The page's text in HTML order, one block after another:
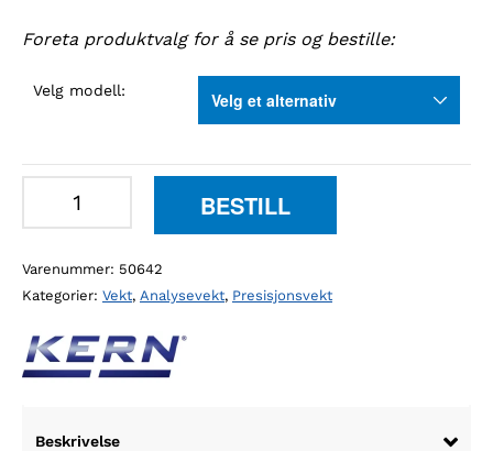
Foreta produktvalg for å se pris og bestille:
Velg modell:
antall
BESTILL
Varenummer: 50642
Kategorier: Vekt, Analysevekt, Presisjonsvekt
Beskrivelse